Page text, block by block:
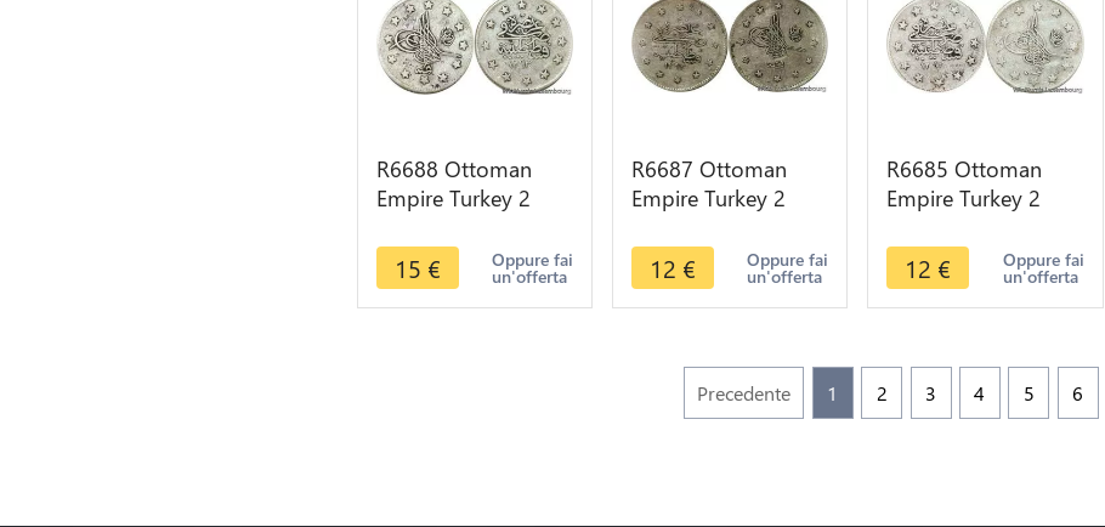
R6688 Ottoman
Empire Turkey 2
Hamid II AH 1293
/19 1894 Silver
15 € Oppure fai
un'offerta
R6687 Ottoman
Empire Turkey 2
Hamid II AH 1293
/29 1903 Silver
12 € Oppure fai
un'offerta
R6685 Ottoman
Empire Turkey 2
Hamid II AH 1293
/23 1898 Silver
12 € Oppure fai
un'offerta
Precedente 1 2 3 4 5 6